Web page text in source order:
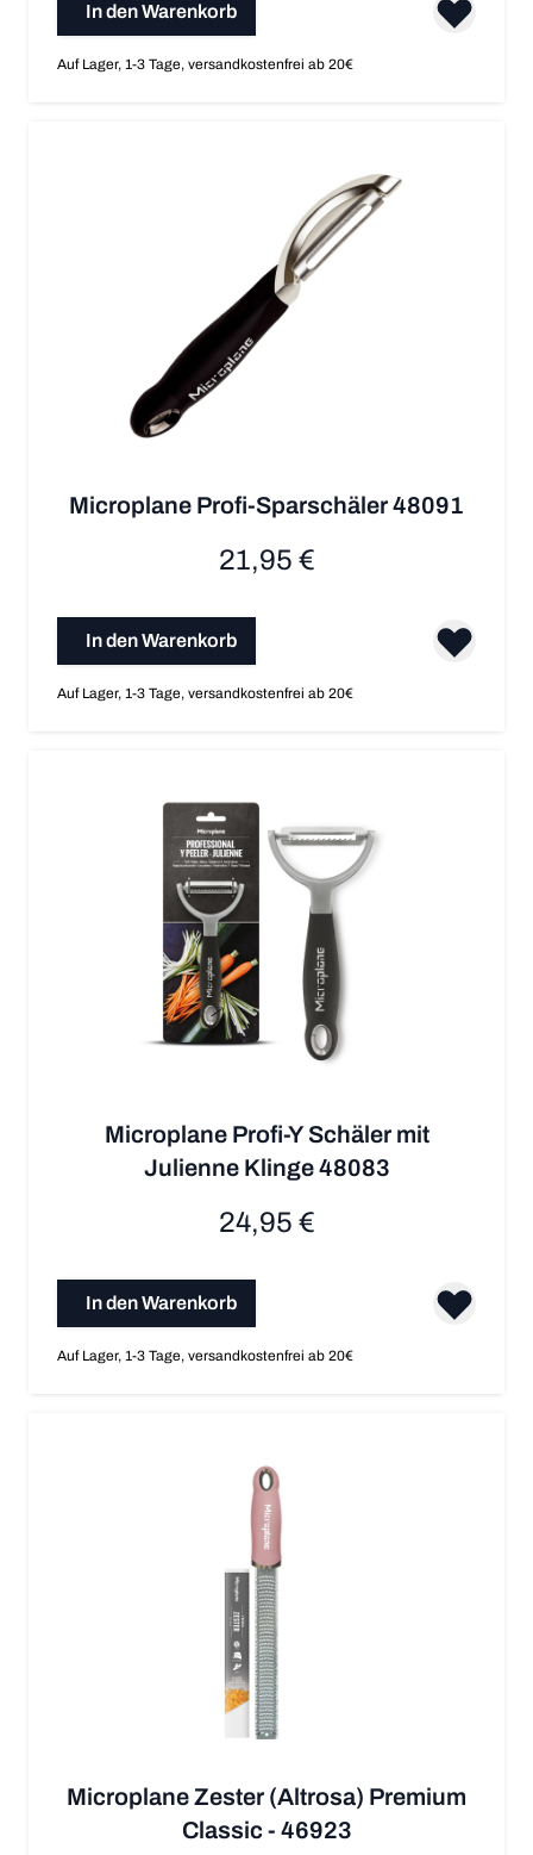
In den Warenkorb
Auf Lager, 1-3 Tage, versandkostenfrei ab 20€
Microplane Profi-Sparschäler 48091
21,95 €
In den Warenkorb
Auf Lager, 1-3 Tage, versandkostenfrei ab 20€
Microplane Profi-Y Schäler mit
Julienne Klinge 48083
24,95 €
In den Warenkorb
Auf Lager, 1-3 Tage, versandkostenfrei ab 20€
Microplane Zester (Altrosa) Premium
Classic - 46923